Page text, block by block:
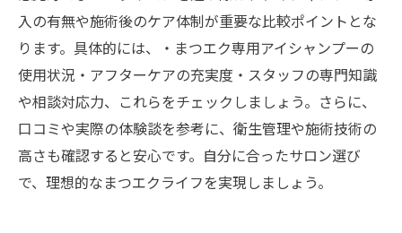
解説
アイシャンプーでまつエクを清潔に保つ秘
訣
自宅で簡単！まつエクに最適なケアのコツ
アイシャンプー使用時の注意点とケア方法
口コミで評価の高いまつエク自宅ケア術
忙しい人でも続けられる目元ケアの方法
入の有無や施術後のケア体制が重要な比較ポイントとな
ります。具体的には、・まつエク専用アイシャンプーの
使用状況・アフターケアの充実度・スタッフの専門知識
や相談対応力、これらをチェックしましょう。さらに、
口コミや実際の体験談を参考に、衛生管理や施術技術の
高さも確認すると安心です。自分に合ったサロン選び
で、理想的なまつエクライフを実現しましょう。